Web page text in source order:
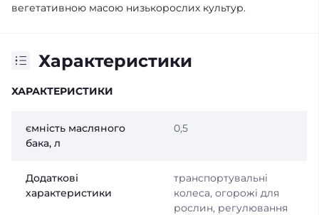
вегетативною масою низькорослих культур.
Характеристики
ХАРАКТЕРИСТИКИ
ємність масляного
бака, л
0,5
Додаткові
характеристики
транспортувальні
колеса, огорожі для
рослин, регулювання